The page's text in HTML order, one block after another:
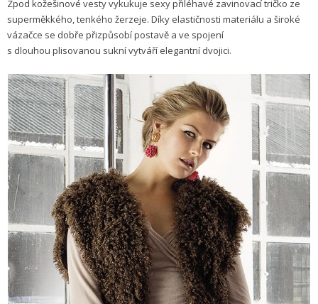
Zpod kožešinové vesty vykukuje sexy přiléhavé zavinovací tričko ze
superměkkého, tenkého žerzeje. Díky elastičnosti materiálu a široké
vázačce se dobře přizpůsobí postavě a ve spojení
s dlouhou plisovanou sukní vytváří elegantní dvojici.